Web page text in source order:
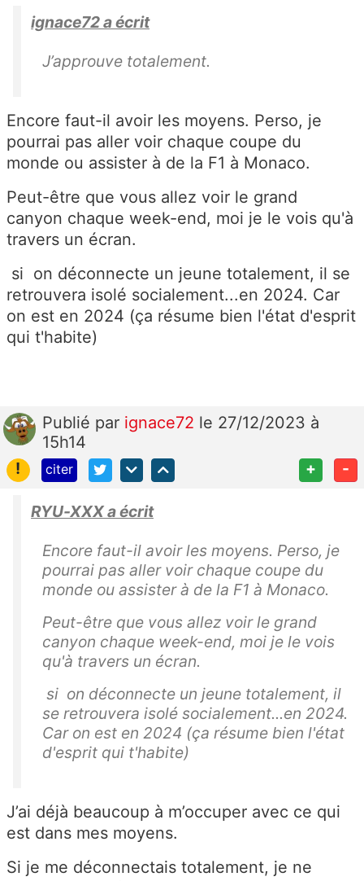
ignace72 a écrit
J’approuve totalement.
Encore faut-il avoir les moyens. Perso, je
pourrai pas aller voir chaque coupe du
monde ou assister à de la F1 à Monaco.
Peut-être que vous allez voir le grand
canyon chaque week-end, moi je le vois qu'à
travers un écran.
si on déconnecte un jeune totalement, il se
retrouvera isolé socialement...en 2024. Car
on est en 2024 (ça résume bien l'état d'esprit
qui t'habite)
Publié par ignace72 le 27/12/2023 à
15h14
!
citer + -
RYU-XXX a écrit
Encore faut-il avoir les moyens. Perso, je
pourrai pas aller voir chaque coupe du
monde ou assister à de la F1 à Monaco.
Peut-être que vous allez voir le grand
canyon chaque week-end, moi je le vois
qu'à travers un écran.
si on déconnecte un jeune totalement, il
se retrouvera isolé socialement...en 2024.
Car on est en 2024 (ça résume bien l'état
d'esprit qui t'habite)
J’ai déjà beaucoup à m’occuper avec ce qui
est dans mes moyens.
Si je me déconnectais totalement, je ne